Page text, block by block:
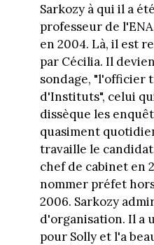
Sarkozy à qui il a
professeur de
en 2004. Là, il est
par Cécilia. Il
sondage, "l'officier
d'Instituts", celui
dissèque les
quasiment
travaille le
chef de cabinet en
nommer préfet
2006. Sarkozy
d'organisation. Il a
pour Solly et l'a